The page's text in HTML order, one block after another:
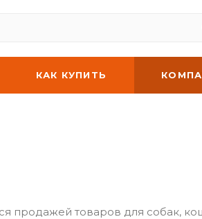
КАК КУПИТЬ
продажей товаров для собак,